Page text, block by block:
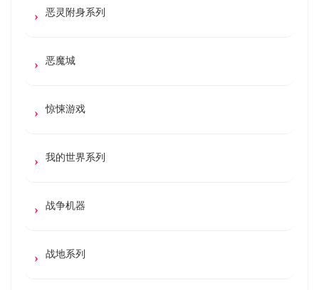
恶灵附身系列
恶魔城
惊悚游戏
我的世界系列
战争机器
战地系列